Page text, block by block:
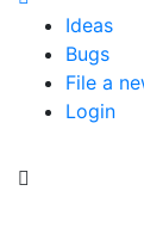
Ideas
Bugs
File a
Login